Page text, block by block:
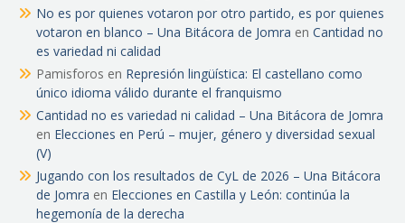
No es por quienes votaron por otro partido, es por quienes
votaron en blanco – Una Bitácora de Jomra en Cantidad no
es variedad ni calidad
Pamisforos en Represión lingüística: El castellano como
único idioma válido durante el franquismo
Cantidad no es variedad ni calidad – Una Bitácora de Jomra
en Elecciones en Perú – mujer, género y diversidad sexual
(V)
Jugando con los resultados de CyL de 2026 – Una Bitácora
de Jomra en Elecciones en Castilla y León: continúa la
hegemonía de la derecha